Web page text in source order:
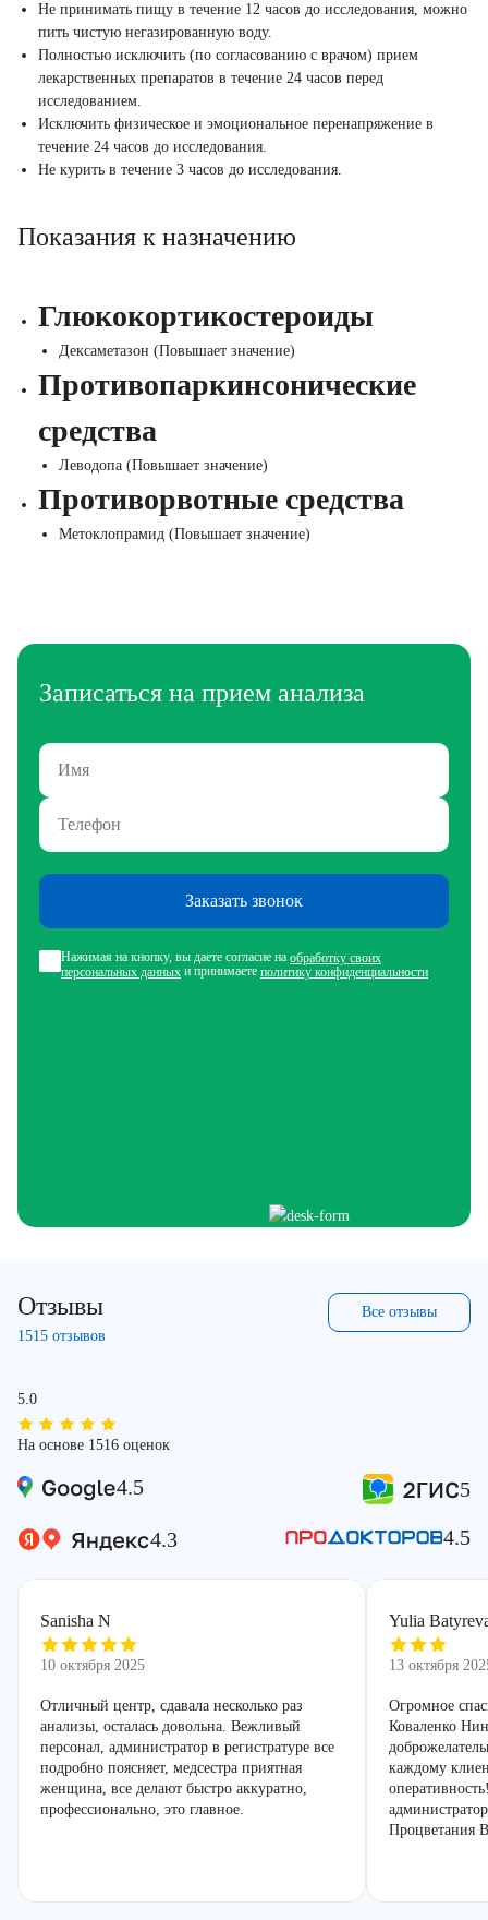
Не принимать пищу в течение 12 часов до исследования, можно
пить чистую негазированную воду.
Полностью исключить (по согласованию с врачом) прием
лекарственных препаратов в течение 24 часов перед
исследованием.
Исключить физическое и эмоциональное перенапряжение в
течение 24 часов до исследования.
Не курить в течение 3 часов до исследования.
Показания к назначению
Глюкокортикостероиды
Дексаметазон (Повышает значение)
Противопаркинсонические
средства
Леводопа (Повышает значение)
Противорвотные средства
Метоклопрамид (Повышает значение)
Записаться на прием анализа
Заказать звонок
Нажимая на кнопку, вы даете согласие на обработку своих
персональных данных и принимаете политику конфиденциальности
Отзывы
1515 отзывов
Все отзывы
5.0
На основе 1516 оценок
4.5 5
4.3 4.5
Sanisha N
10 октября 2025
Отличный центр, сдавала несколько раз
анализы, осталась довольна. Вежливый
персонал, администратор в регистратуре все
подробно поясняет, медсестра приятная
женщина, все делают быстро аккуратно,
профессионально, это главное.
Yulia
13 октября
Огромное
Коваленко
каждому